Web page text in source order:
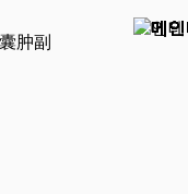
肿副